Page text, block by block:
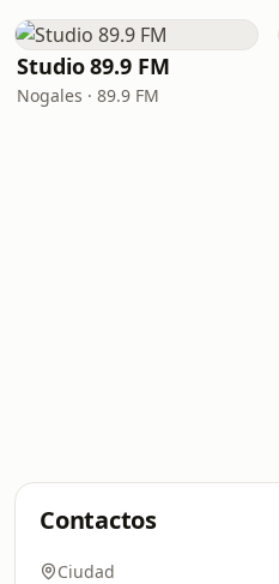
Studio 89.9 FM
Nogales · 89.9 FM
Contactos
Ciudad